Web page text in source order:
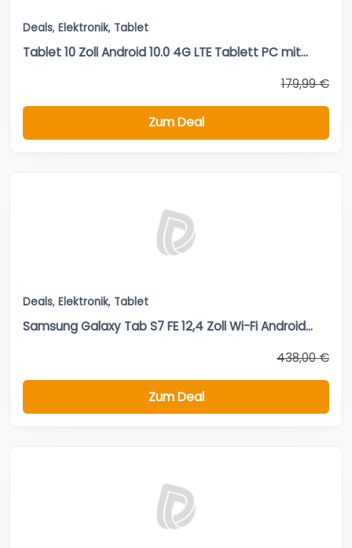
Deals, Elektronik, Tablet
Tablet 10 Zoll Android 10.0 4G LTE Tablett PC mit...
179,99 €
Zum Deal
Deals, Elektronik, Tablet
Samsung Galaxy Tab S7 FE 12,4 Zoll Wi-Fi Android...
438,00 €
Zum Deal